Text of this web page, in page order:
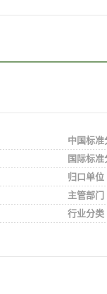
中国标准
国际标准
归口单位
主管部门
行业分类